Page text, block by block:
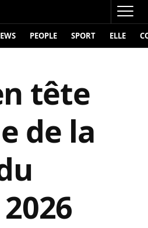
PEOPLE SPORT ELLE
tête
de la